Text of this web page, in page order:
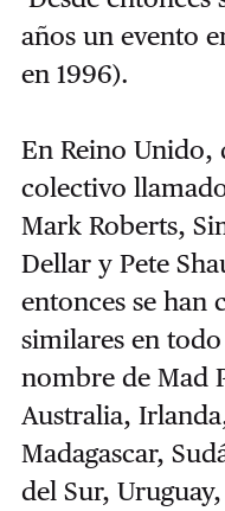
años un evento
en 1996).
En Reino Unido,
colectivo
Mark Roberts,
Dellar y Pete
entonces se han
similares en
nombre de Mad
Australia,
Madagascar,
del Sur,